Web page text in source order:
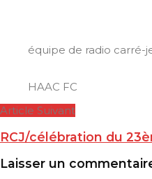
équipe de radio carré-
HAAC FC
Article Suivant
RCJ/célébration du
Laisser un